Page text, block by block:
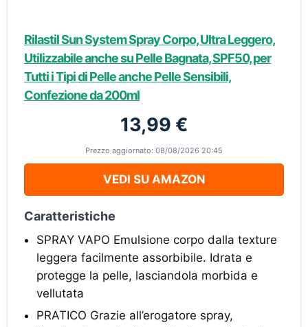
Rilastil Sun System Spray Corpo, Ultra Leggero,
Utilizzabile anche su Pelle Bagnata, SPF50, per
Tutti i Tipi di Pelle anche Pelle Sensibili,
Confezione da 200ml
13,99 €
Prezzo aggiornato: 08/08/2026 20:45
VEDI SU AMAZON
Caratteristiche
SPRAY VAPO Emulsione corpo dalla texture
leggera facilmente assorbibile. Idrata e
protegge la pelle, lasciandola morbida e
vellutata
PRATICO Grazie all’erogatore spray,